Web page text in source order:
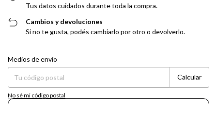
Tus datos cuidados durante toda la compra.
Cambios y devoluciones
Si no te gusta, podés cambiarlo por otro o devolverlo.
Entregas para el CP:
Medios de envío
Calcular
No sé mi código postal